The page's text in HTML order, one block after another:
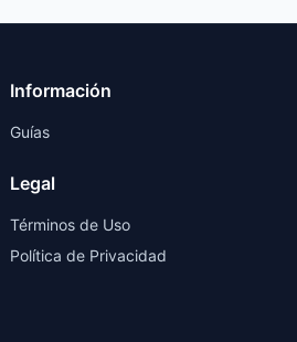
Información
Guías
Legal
Términos de Uso
Política de Privacidad